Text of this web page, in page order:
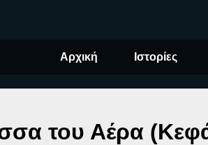
Αρχική Ιστορίες
του Αέρα